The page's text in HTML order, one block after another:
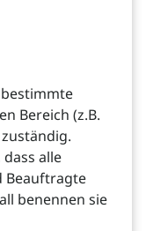
Bereich (z.B.
alle
Beauftragte
benennen sie